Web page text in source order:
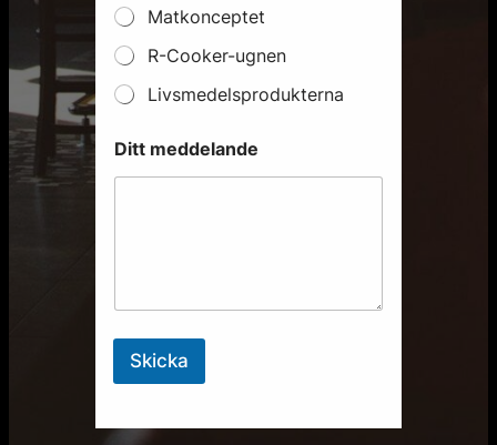
Matkonceptet
R-Cooker-ugnen
Livsmedelsprodukterna
Ditt meddelande
Skicka